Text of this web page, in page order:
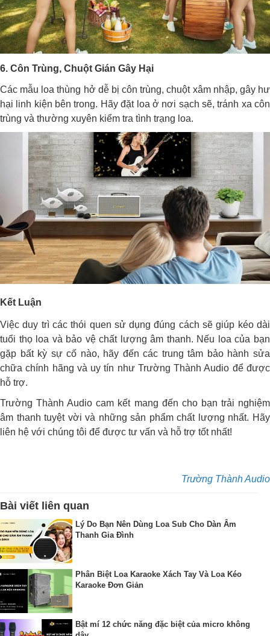
6. Côn Trùng, Chuột Gián Gây Hại
Các mẫu loa thùng hở dễ bị côn trùng, chuột xâm nhập, gây hư
hại linh kiện bên trong. Hãy đặt loa ở nơi sạch sẽ, tránh xa côn
trùng và thường xuyên kiểm tra tình trạng loa.
Kết Luận
Việc duy trì các thói quen sử dụng đúng cách sẽ giúp kéo dài
tuổi thọ loa và bảo vệ chất lượng âm thanh. Nếu loa của bạn
gặp bất kỳ sự cố nào, hãy đến các trung tâm bảo hành sửa
chữa chính hãng và uy tín như Trường Thành Audio để được
hỗ trợ.
Trường Thành Audio cam kết mang đến cho bạn trải nghiệm
âm thanh tuyệt vời và những sản phẩm chất lượng nhất. Hãy
liên hệ với chúng tôi để được tư vấn và hỗ trợ tốt nhất!
Trường Thành Audio
Bài viết liên quan
Lý Do Bạn Nên Dùng Loa Sub Cho Dàn Âm
Thanh Gia Đình
Phân Biệt Loa Karaoke Xách Tay Và Loa Kéo
Karaoke Đơn Giản
Bật mí 12 chức năng đặc biệt của micro không